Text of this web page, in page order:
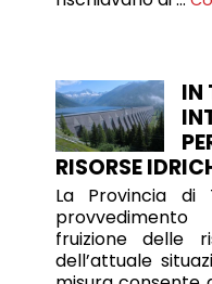
IN
RISORSE
La Provincia
fruizione delle
dell’attuale